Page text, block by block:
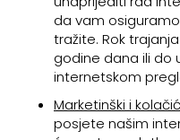
da vam
tražite. Rok
godine dana ili do
internetskom
Marketinški i
posjete našim